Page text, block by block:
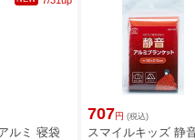
ルミ 寝袋
707円 (税込)
スマイルキッズ 静